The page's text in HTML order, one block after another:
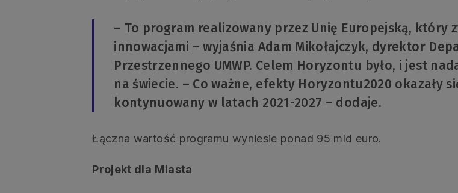
– To program realizowany przez Unię Europejską, który
innowacjami – wyjaśnia Adam Mikołajczyk, dyrektor
Przestrzennego UMWP. Celem Horyzontu było, i jest
na świecie. – Co ważne, efekty Horyzontu2020 okazały
kontynuowany w latach 2021-2027 – dodaje.
Łączna wartość programu wyniesie ponad 95 mld euro.
Projekt dla Miasta